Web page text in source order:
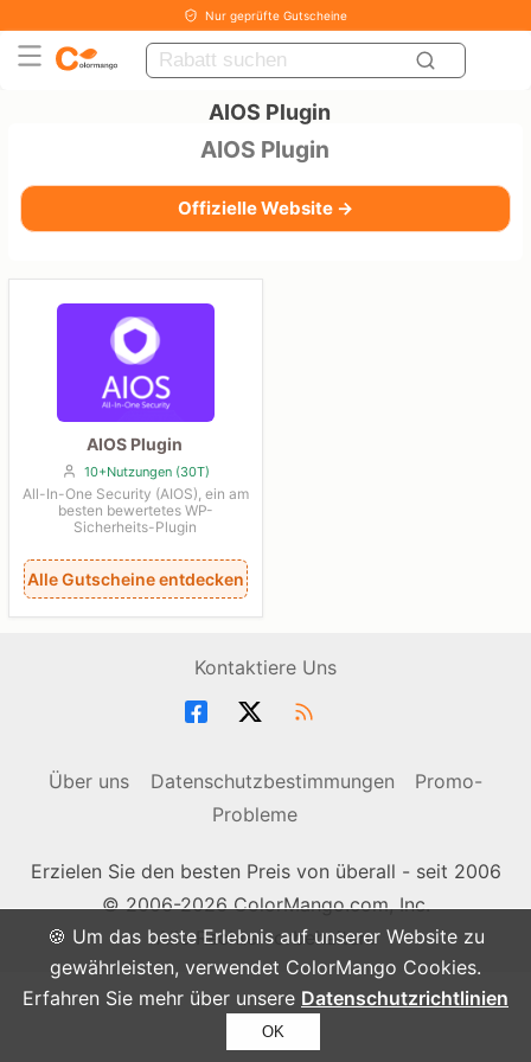
🍪 Um das beste Erlebnis auf unserer Website zu
gewährleisten, verwendet ColorMango Cookies.
Erfahren Sie mehr über unsere Datenschutzrichtlinien
OK
Nur geprüfte Gutscheine
AIOS Plugin
AIOS Plugin
Offizielle Website →
AIOS Plugin
10+Nutzungen (30T)
All-In-One Security (AIOS), ein am
besten bewertetes WP-
Sicherheits-Plugin
Alle Gutscheine entdecken
Kontaktiere Uns
Über uns Datenschutzbestimmungen
Promo-
Probleme
Erzielen Sie den besten Preis von überall - seit 2006
© 2006-2026 ColorMango.com, Inc.
Alle Rechte vorbehalten.